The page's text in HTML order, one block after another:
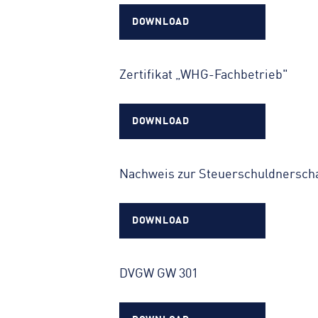
DOWNLOAD
Zertifikat „WHG-Fachbetrieb"
DOWNLOAD
Nachweis zur
DOWNLOAD
DVGW GW 301